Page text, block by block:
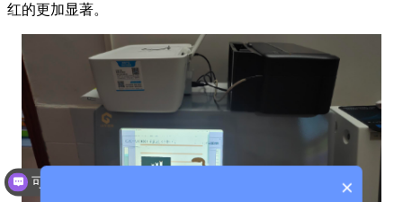
红的更加显著。
×